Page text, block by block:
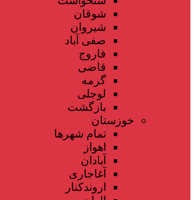
شوقان
شیروان
صفی آباد
فاروج
قاضی
گرمه
لوجلی
بازگشت
خوزستان
تمام شهر‌ها
اهواز
آبادان
آغاجاری
اروندکنار